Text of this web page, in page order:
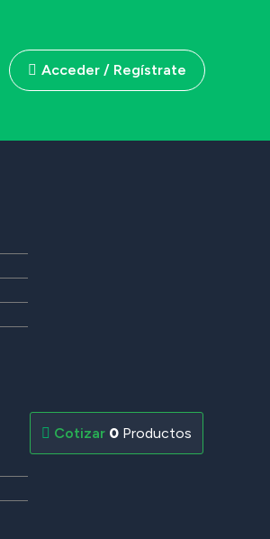
Acceder / Regístrate
0 Productos